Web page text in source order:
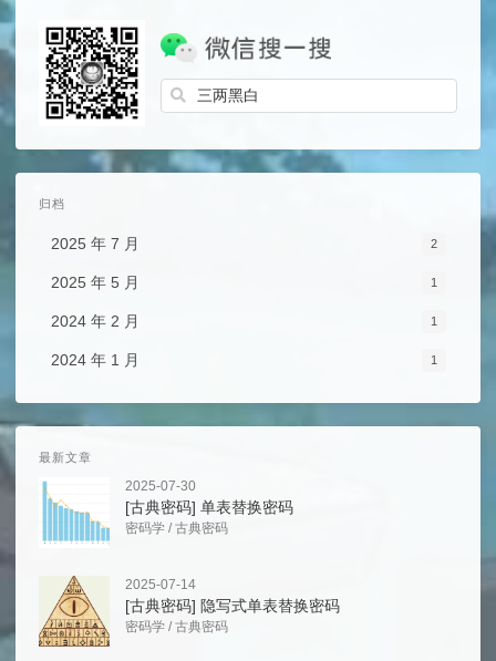
归档
2025 年 7 月 2
2025 年 5 月 1
2024 年 2 月 1
2024 年 1 月 1
最新文章
2025-07-30
[古典密码] 单表替换密码
密码学 /古典密码
2025-07-14
[古典密码] 隐写式单表替换密码
密码学 /古典密码